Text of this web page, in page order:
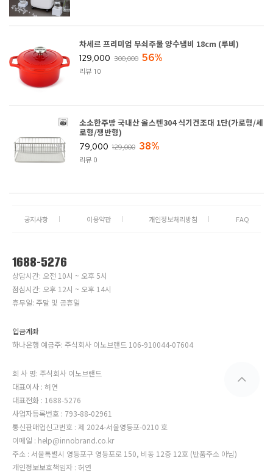
차세르 프리미엄 무쇠주물 양수냄비 18cm (루비)
129,000 300,000 56%
리뷰 10
소소한주방 국내산 올스텐304 식기건조대 1단(가로형/세
로형/쟁반형)
79,000 129,000 38%
리뷰 0
공지사항 이용약관 개인정보처리방침 FAQ
1688-5276
상담시간: 오전 10시 ~ 오후 5시
점심시간: 오후 12시 ~ 오후 14시
휴무일: 주말 및 공휴일
입금계좌
하나은행 예금주: 주식회사 이노브랜드 106-910044-07604
회 사 명: 주식회사 이노브랜드
대표이사 : 허연
대표전화 : 1688-5276
사업자등록번호 : 793-88-02961
통신판매업신고번호 : 제 2024-서울영등포-0210 호
이메일 : help@innobrand.co.kr
주소 : 서울특별시 영등포구 영등포로 150, 비동 12층 12호 (반품주소 아님)
개인정보보호책임자 : 허연